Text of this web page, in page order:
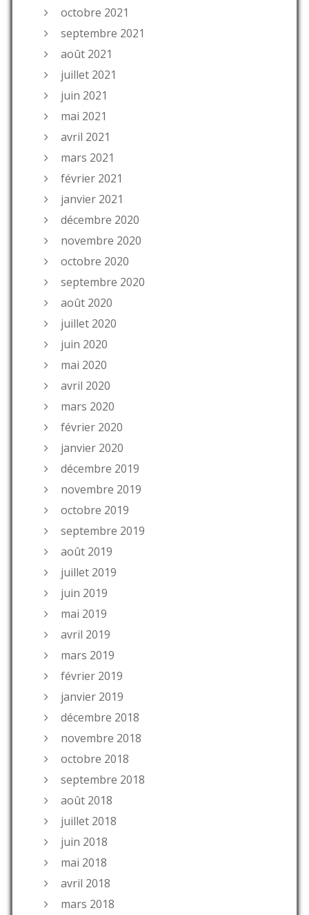
octobre 2021
septembre 2021
août 2021
juillet 2021
juin 2021
mai 2021
avril 2021
mars 2021
février 2021
janvier 2021
décembre 2020
novembre 2020
octobre 2020
septembre 2020
août 2020
juillet 2020
juin 2020
mai 2020
avril 2020
mars 2020
février 2020
janvier 2020
décembre 2019
novembre 2019
octobre 2019
septembre 2019
août 2019
juillet 2019
juin 2019
mai 2019
avril 2019
mars 2019
février 2019
janvier 2019
décembre 2018
novembre 2018
octobre 2018
septembre 2018
août 2018
juillet 2018
juin 2018
mai 2018
avril 2018
mars 2018